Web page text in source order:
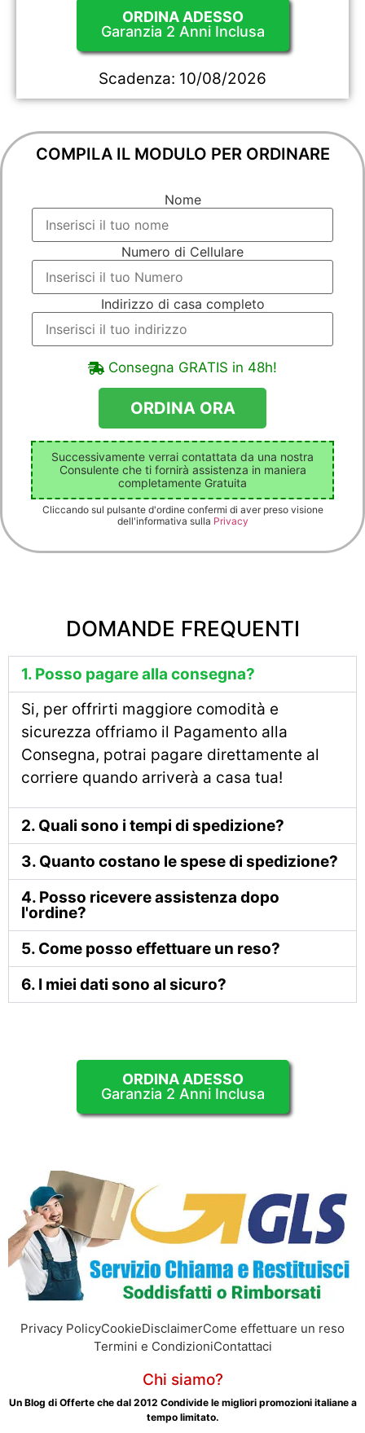
ORDINA ADESSO
Garanzia 2 Anni Inclusa
Scadenza: 10/08/2026
COMPILA IL MODULO PER ORDINARE
Nome
Numero di Cellulare
Indirizzo di casa completo
Consegna GRATIS in 48h!
Successivamente verrai contattata da una nostra
Consulente che ti fornirà assistenza in maniera
completamente Gratuita
Cliccando sul pulsante d'ordine confermi di aver preso visione
dell'informativa sulla Privacy
DOMANDE FREQUENTI
1. Posso pagare alla consegna?
Si, per offrirti maggiore comodità e
sicurezza offriamo il Pagamento alla
Consegna, potrai pagare direttamente al
corriere quando arriverà a casa tua!
2. Quali sono i tempi di spedizione?
3. Quanto costano le spese di spedizione?
4. Posso ricevere assistenza dopo
l'ordine?
5. Come posso effettuare un reso?
6. I miei dati sono al sicuro?
ORDINA ADESSO
Garanzia 2 Anni Inclusa
Privacy PolicyCookieDisclaimerCome effettuare un reso
Termini e CondizioniContattaci
Chi siamo?
Un Blog di Offerte che dal 2012 Condivide le migliori promozioni italiane a
tempo limitato.